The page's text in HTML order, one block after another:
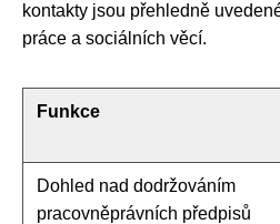
kontakty jsou přehledně
práce a sociálních věcí.
Funkce
Dohled nad dodržováním
pracovněprávních předpisů